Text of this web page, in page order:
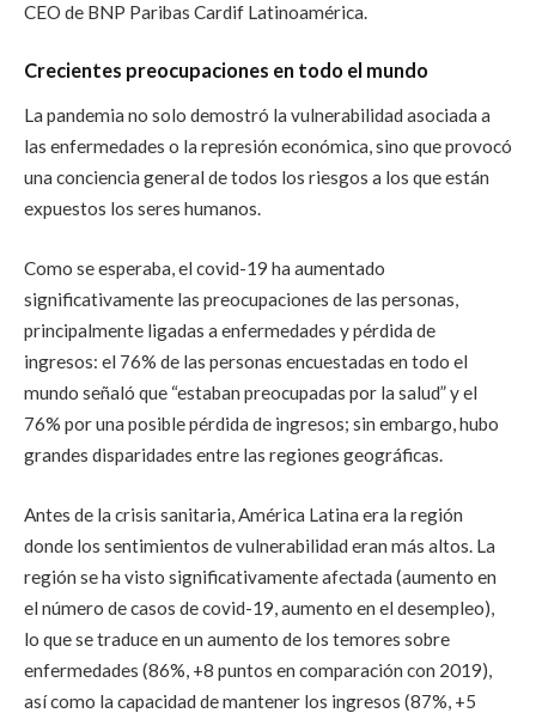
CEO de BNP Paribas Cardif Latinoamérica.
Crecientes preocupaciones en todo el mundo
La pandemia no solo demostró la vulnerabilidad asociada a
las enfermedades o la represión económica, sino que provocó
una conciencia general de todos los riesgos a los que están
expuestos los seres humanos.
Como se esperaba, el covid-19 ha aumentado
significativamente las preocupaciones de las personas,
principalmente ligadas a enfermedades y pérdida de
ingresos: el 76% de las personas encuestadas en todo el
mundo señaló que “estaban preocupadas por la salud” y el
76% por una posible pérdida de ingresos; sin embargo, hubo
grandes disparidades entre las regiones geográficas.
Antes de la crisis sanitaria, América Latina era la región
donde los sentimientos de vulnerabilidad eran más altos. La
región se ha visto significativamente afectada (aumento en
el número de casos de covid-19, aumento en el desempleo),
lo que se traduce en un aumento de los temores sobre
enfermedades (86%, +8 puntos en comparación con 2019),
así como la capacidad de mantener los ingresos (87%, +5